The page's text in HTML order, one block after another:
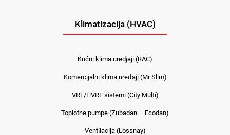
Klimatizacija (HVAC)
Kućni klima uredjaji (RAC)
Komercijalni klima uređaji (Mr Slim)
VRF/HVRF sistemi (City Multi)
Toplotne pumpe (Zubadan – Ecodan)
Ventilacija (Lossnay)